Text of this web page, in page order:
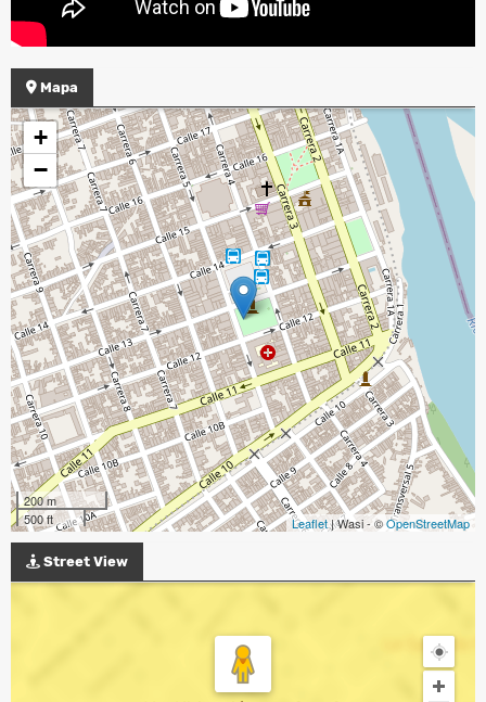
Mapa
+
−
200 m
500 ft
Leaflet| Wasi - ©OpenStreetMap
Street View